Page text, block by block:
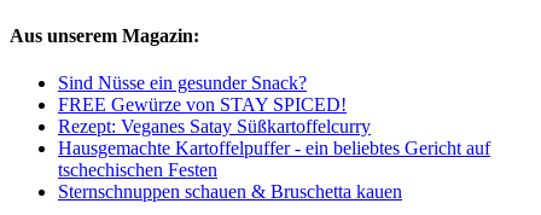
Aus unserem Magazin:
Sind Nüsse ein gesunder Snack?
FREE Gewürze von STAY SPICED!
Rezept: Veganes Satay Süßkartoffelcurry
Hausgemachte Kartoffelpuffer - ein beliebtes Gericht auf
tschechischen Festen
Sternschnuppen schauen & Bruschetta kauen